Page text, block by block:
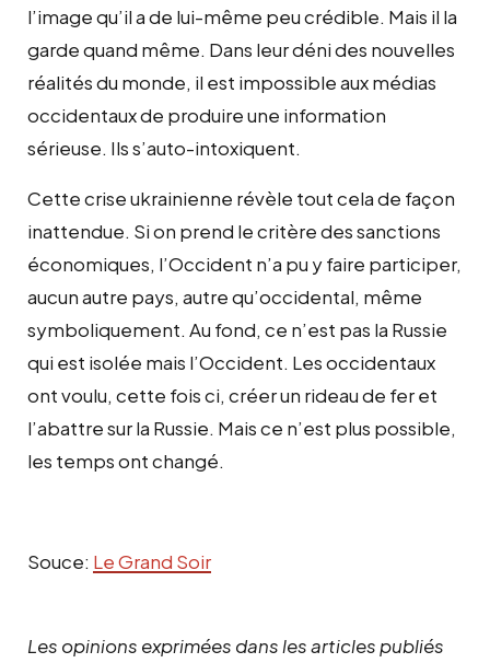
l’image qu’il a de lui-même peu crédible. Mais il la
garde quand même. Dans leur déni des nouvelles
réalités du monde, il est impossible aux médias
occidentaux de produire une information
sérieuse. Ils s’auto-intoxiquent.
Cette crise ukrainienne révèle tout cela de façon
inattendue. Si on prend le critère des sanctions
économiques, l’Occident n’a pu y faire participer,
aucun autre pays, autre qu’occidental, même
symboliquement. Au fond, ce n’est pas la Russie
qui est isolée mais l’Occident. Les occidentaux
ont voulu, cette fois ci, créer un rideau de fer et
l’abattre sur la Russie. Mais ce n’est plus possible,
les temps ont changé.
Souce: Le Grand Soir
Les opinions exprimées dans les articles publiés